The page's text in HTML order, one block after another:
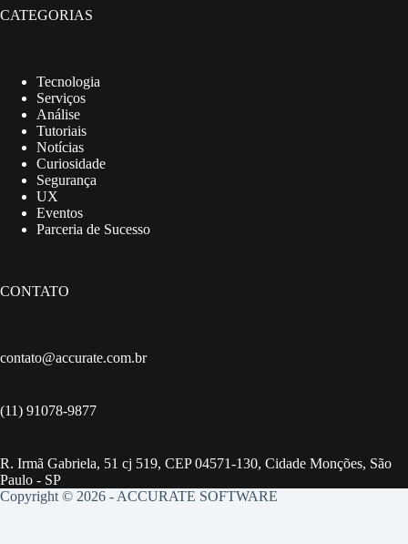
CATEGORIAS
Tecnologia
Serviços
Análise
Tutoriais
Notícias
Curiosidade
Segurança
UX
Eventos
Parceria de Sucesso
CONTATO
contato@accurate.com.br
(11) 91078-9877
R. Irmã Gabriela, 51 cj 519, CEP 04571-130, Cidade Monções, São
Paulo - SP
Copyright © 2026 - ACCURATE SOFTWARE